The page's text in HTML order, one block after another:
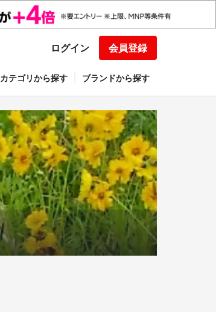
ログイン 会員登録
カテゴリから探す ブランドから探す